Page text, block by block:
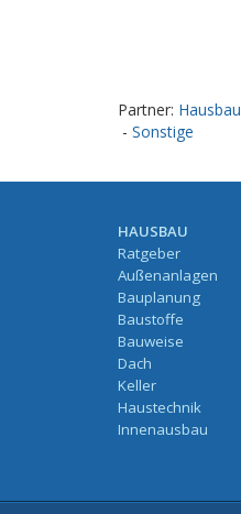
Partner: Hausbau
- Sonstige
HAUSBAU
Ratgeber
Außenanlagen
Bauplanung
Baustoffe
Bauweise
Dach
Keller
Haustechnik
Innenausbau